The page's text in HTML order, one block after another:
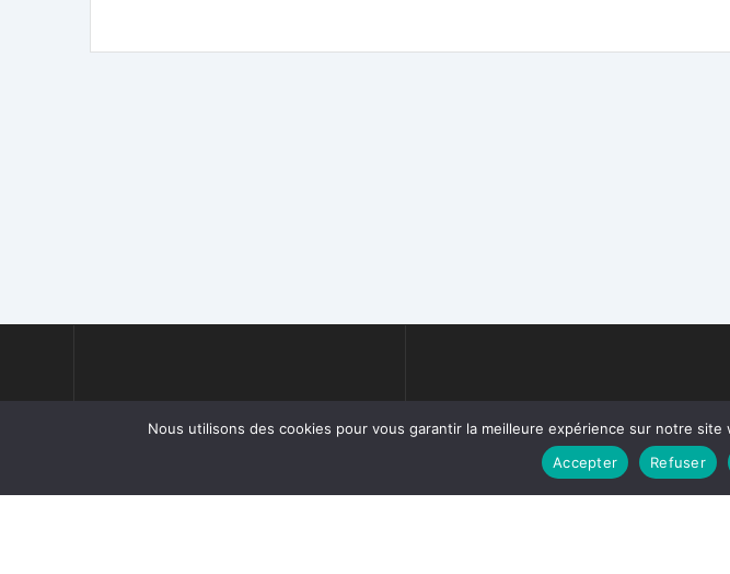
Nous utilisons des cookies pour vous garantir la meilleure expérience sur notre
Accepter
Refuser